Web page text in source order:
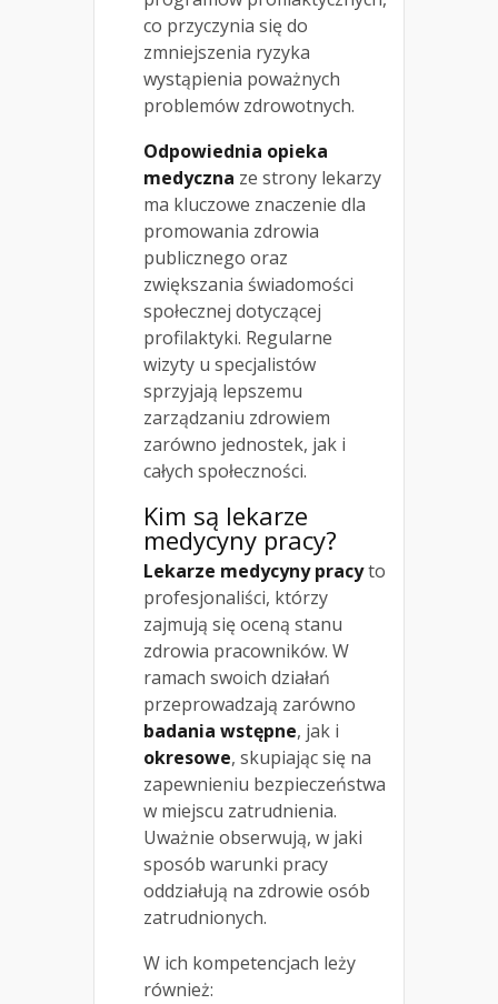
co przyczynia się do
zmniejszenia ryzyka
wystąpienia poważnych
problemów zdrowotnych.
Odpowiednia opieka
medyczna ze strony lekarzy
ma kluczowe znaczenie dla
promowania zdrowia
publicznego oraz
zwiększania świadomości
społecznej dotyczącej
profilaktyki. Regularne
wizyty u specjalistów
sprzyjają lepszemu
zarządzaniu zdrowiem
zarówno jednostek, jak i
całych społeczności.
Kim są lekarze
medycyny pracy?
Lekarze medycyny pracyto
profesjonaliści, którzy
zajmują się oceną stanu
zdrowia pracowników. W
ramach swoich działań
przeprowadzają zarówno
badania wstępne, jak i
okresowe, skupiając się na
zapewnieniu bezpieczeństwa
w miejscu zatrudnienia.
Uważnie obserwują, w jaki
sposób warunki pracy
oddziałują na zdrowie osób
zatrudnionych.
W ich kompetencjach leży
również: